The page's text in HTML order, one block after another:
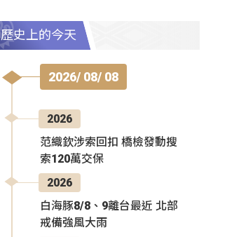
歷史上的今天
2026/ 08/ 08
2026
范織欽涉索回扣 橋檢發動搜
索120萬交保
2026
白海豚8/8、9離台最近 北部
戒備強風大雨